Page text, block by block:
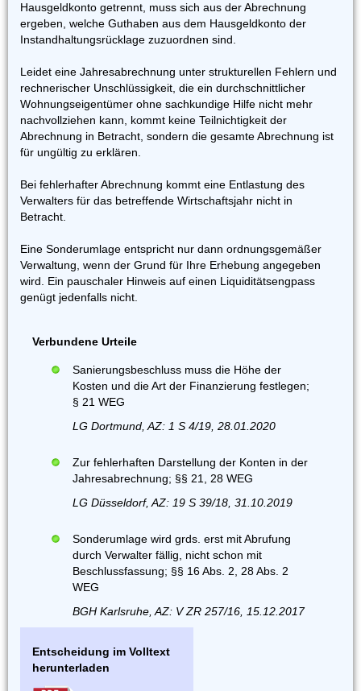
Hausgeldkonto getrennt, muss sich aus der Abrechnung
ergeben, welche Guthaben aus dem Hausgeldkonto der
Instandhaltungsrücklage zuzuordnen sind.
Leidet eine Jahresabrechnung unter strukturellen Fehlern und
rechnerischer Unschlüssigkeit, die ein durchschnittlicher
Wohnungseigentümer ohne sachkundige Hilfe nicht mehr
nachvollziehen kann, kommt keine Teilnichtigkeit der
Abrechnung in Betracht, sondern die gesamte Abrechnung ist
für ungültig zu erklären.
Bei fehlerhafter Abrechnung kommt eine Entlastung des
Verwalters für das betreffende Wirtschaftsjahr nicht in
Betracht.
Eine Sonderumlage entspricht nur dann ordnungsgemäßer
Verwaltung, wenn der Grund für Ihre Erhebung angegeben
wird. Ein pauschaler Hinweis auf einen Liquiditätsengpass
genügt jedenfalls nicht.
Verbundene Urteile
Sanierungsbeschluss muss die Höhe der
Kosten und die Art der Finanzierung festlegen;
§ 21 WEG
LG Dortmund, AZ: 1 S 4/19, 28.01.2020
Zur fehlerhaften Darstellung der Konten in der
Jahresabrechnung; §§ 21, 28 WEG
LG Düsseldorf, AZ: 19 S 39/18, 31.10.2019
Sonderumlage wird grds. erst mit Abrufung
durch Verwalter fällig, nicht schon mit
Beschlussfassung; §§ 16 Abs. 2, 28 Abs. 2
WEG
BGH Karlsruhe, AZ: V ZR 257/16, 15.12.2017
Entscheidung im Volltext
herunterladen